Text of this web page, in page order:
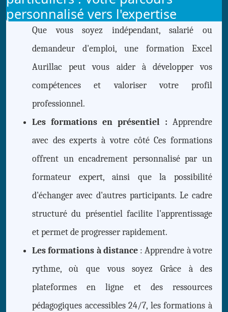
personnalisé vers l'expertise
Que vous soyez indépendant, salarié ou
demandeur d'emploi, une formation Excel
Aurillac peut vous aider à développer vos
compétences et valoriser votre profil
professionnel.
Les formations en présentiel : Apprendre
avec des experts à votre côté Ces formations
offrent un encadrement personnalisé par un
formateur expert, ainsi que la possibilité
d'échanger avec d'autres participants. Le cadre
structuré du présentiel facilite l'apprentissage
et permet de progresser rapidement.
Les formations à distance : Apprendre à votre
rythme, où que vous soyez Grâce à des
plateformes en ligne et des ressources
pédagogiques accessibles 24/7, les formations à